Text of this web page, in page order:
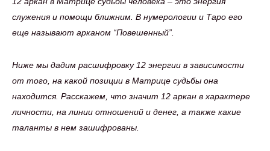
служения и помощи ближним. В нумерологии и Таро его
еще называют арканом “Повешенный”.
Ниже мы дадим расшифровку 12 энергии в зависимости
от того, на какой позиции в Матрице судьбы она
находится. Расскажем, что значит 12 аркан в характере
личности, на линии отношений и денег, а также какие
таланты в нем зашифрованы.